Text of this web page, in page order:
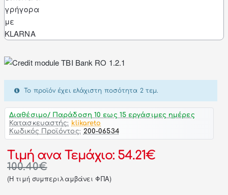
Διαθέσιμο/ Παράδοση 10 εως 15 εργάσιμες ημέρες
Κατασκευαστής: klikareto
Κωδικός Προϊόντος: 200-06534
Τιμή ανα Τεμάχιο: 54.21€
100.40€
(H τιμή συμπεριλαμβάνει ΦΠΑ)
Το προϊόν έχει ελάχιστη ποσότητα 2 τεμ.